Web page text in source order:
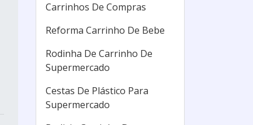
Carrinhos De Compras
Reforma Carrinho De Bebe
Rodinha De Carrinho De
Supermercado
Cestas De Plástico Para
Supermercado